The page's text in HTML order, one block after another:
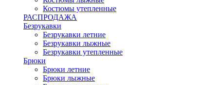
Костюмы утепленные
РАСПРОДАЖА
Безрукавки
Безрукавки летние
Безрукавки лыжные
Безрукавки утепленные
Брюки
Брюки летние
Брюки лыжные